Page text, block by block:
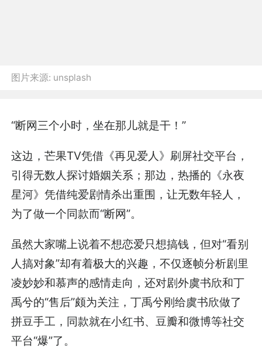
图片来源: unsplash
“断网三个小时，坐在那儿就是干！”
这边，芒果TV凭借《再见爱人》刷屏社交平台，
引得无数人探讨婚姻关系；那边，热播的《永夜
星河》凭借纯爱剧情杀出重围，让无数年轻人，
为了做一个同款而“断网”。
虽然大家嘴上说着不想恋爱只想搞钱，但对“看别
人搞对象”却有着极大的兴趣，不仅逐帧分析剧里
凌妙妙和慕声的感情走向，还对剧外虞书欣和丁
禹兮的“售后”颇为关注，丁禹兮刚给虞书欣做了
拼豆手工，同款就在小红书、豆瓣和微博等社交
平台“爆”了。